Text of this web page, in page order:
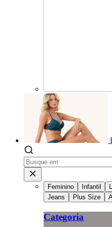
Feminino Infantil
Jeans
Plus Size
Categoria